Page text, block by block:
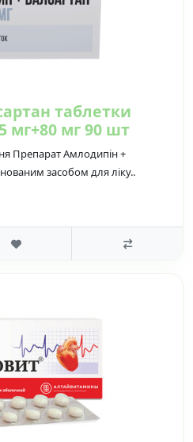
таблетки
мг+80 мг 90 шт
Препарат Амлодипін +
засобом для ліку..